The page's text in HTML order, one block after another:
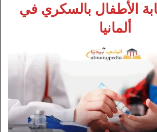
الأطفال بالسكري في
ألمانيا